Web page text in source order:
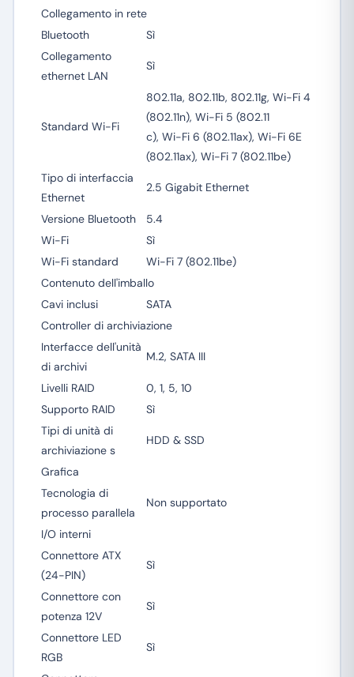
Collegamento in rete
Bluetooth
Sì
Collegamento
ethernet LAN
Sì
Standard Wi-Fi
802.11a, 802.11b, 802.11g, Wi-Fi 4
(802.11n), Wi-Fi 5 (802.11
c), Wi-Fi 6 (802.11ax), Wi-Fi 6E
(802.11ax), Wi-Fi 7 (802.11be)
Tipo di interfaccia
Ethernet
2.5 Gigabit Ethernet
Versione Bluetooth
5.4
Wi-Fi
Sì
Wi-Fi standard
Wi-Fi 7 (802.11be)
Contenuto dell'imballo
Cavi inclusi
SATA
Controller di archiviazione
Interfacce dell'unità
di archivi
M.2, SATA III
Livelli RAID
0, 1, 5, 10
Supporto RAID
Sì
Tipi di unità di
archiviazione s
HDD & SSD
Grafica
Tecnologia di
processo parallela
Non supportato
I/O interni
Connettore ATX
(24-PIN)
Sì
Connettore con
potenza 12V
Sì
Connettore LED
RGB
Sì